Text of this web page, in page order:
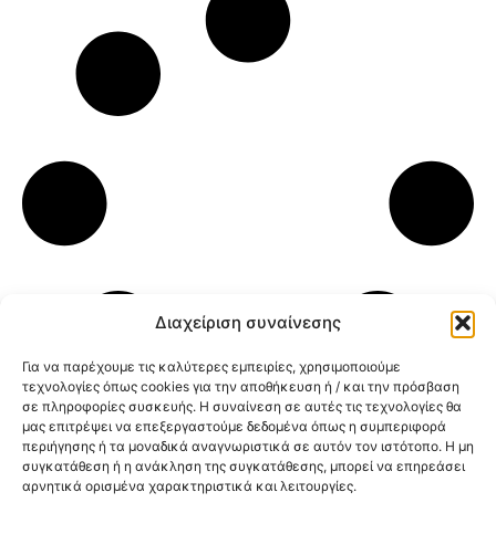
Διαχείριση συναίνεσης
Για να παρέχουμε τις καλύτερες εμπειρίες, χρησιμοποιούμε
τεχνολογίες όπως cookies για την αποθήκευση ή / και την πρόσβαση
σε πληροφορίες συσκευής. Η συναίνεση σε αυτές τις τεχνολογίες θα
μας επιτρέψει να επεξεργαστούμε δεδομένα όπως η συμπεριφορά
περιήγησης ή τα μοναδικά αναγνωριστικά σε αυτόν τον ιστότοπο. Η μη
συγκατάθεση ή η ανάκληση της συγκατάθεσης, μπορεί να επηρεάσει
αρνητικά ορισμένα χαρακτηριστικά και λειτουργίες.